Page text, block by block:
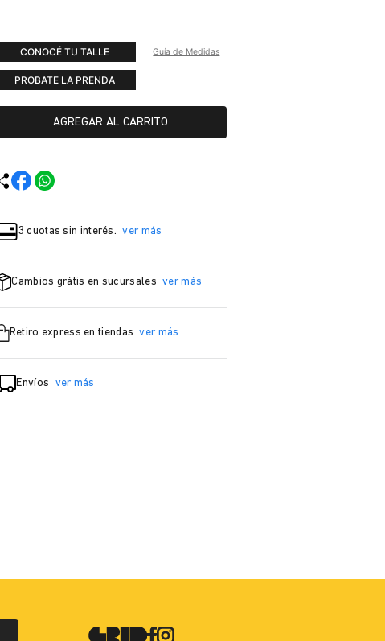
CONOCÉ TU TALLE Guía de Medidas
PROBATE LA PRENDA
AGREGAR AL CARRITO
3 cuotas sin interés. ver más
Cambios grátis en sucursales ver más
Retiro express en tiendas ver más
Envíos ver más